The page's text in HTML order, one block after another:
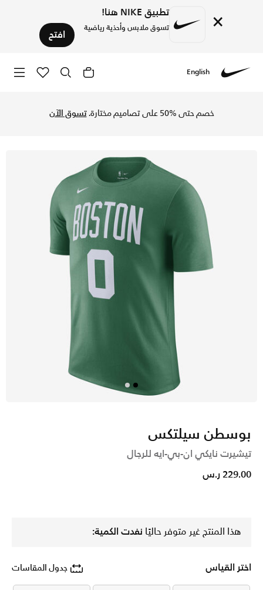
× تطبيق NIKE هنا!
تسوق ملابس وأحذية رياضية افتح
English
خصم حتى %50 على تصاميم مختارة. تسوق الآن
بوسطن سيلتكس
تيشيرت نايكي ان-بي-ايه للرجال
229.00 ر.س
هذا المنتج غير متوفر حاليًا نفدت الكمية:
اختر القياس جدول المقاسات